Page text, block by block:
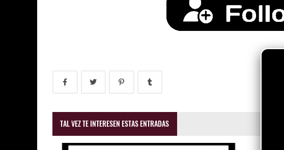
TAL VEZ TE INTERESEN ESTAS ENTRADAS